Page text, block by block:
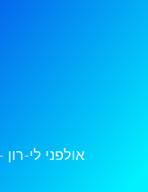
אולפני לי-